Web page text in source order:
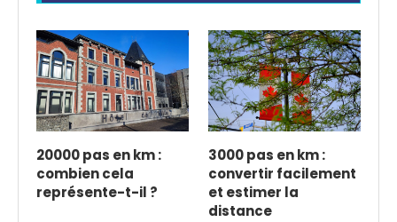
20000 pas en km :
combien cela
représente-t-il ?
3000 pas en km :
convertir facilement
et estimer la
distance